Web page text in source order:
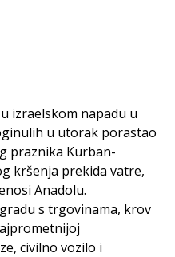
izraelskom napadu u
u utorak porastao
praznika Kurban-
kršenja prekida vatre,
Anadolu.
s trgovinama, krov
civilno vozilo i